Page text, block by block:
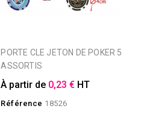
PORTE CLE JETON DE POKER 5
ASSORTIS
À partir de 0,23 € HT
Référence 18526